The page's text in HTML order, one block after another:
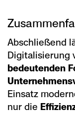
Abschließend
Digitalisierung
bedeutenden
Einsatz
nur die